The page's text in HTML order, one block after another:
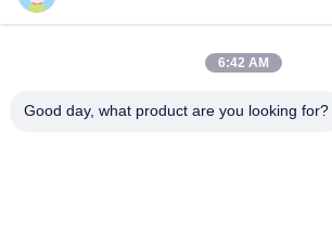
Guangdong Yuhua Playing Cards Co.,
6:42 AM
Good day, what product are you looking for?